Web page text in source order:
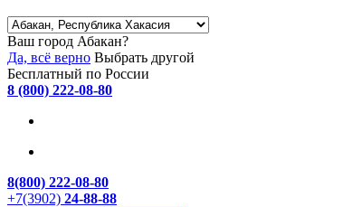
Ваш город Абакан?
Да, всё верно Выбрать другой
Бесплатный по России
8 (800) 222-08-80
8(800) 222-08-80
+7(3902) 24-88-88